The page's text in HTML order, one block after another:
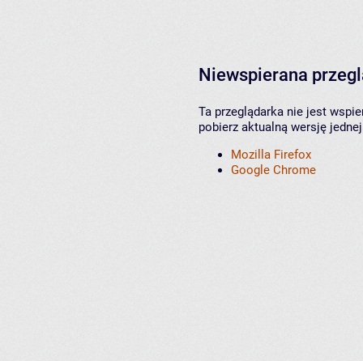
Niewspierana
Ta przeglądarka nie jest
pobierz aktualną wersję
Mozilla Firefox
Google Chrome